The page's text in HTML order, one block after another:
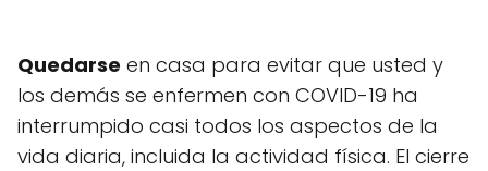
Quedarse en casa para evitar que usted y
los demás se enfermen con COVID-19 ha
interrumpido casi todos los aspectos de la
vida diaria, incluida la actividad física. El cierre